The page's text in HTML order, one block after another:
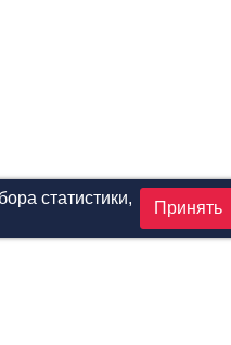
статистики,
Принять